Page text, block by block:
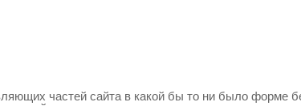
частей сайта в какой бы то ни было форме